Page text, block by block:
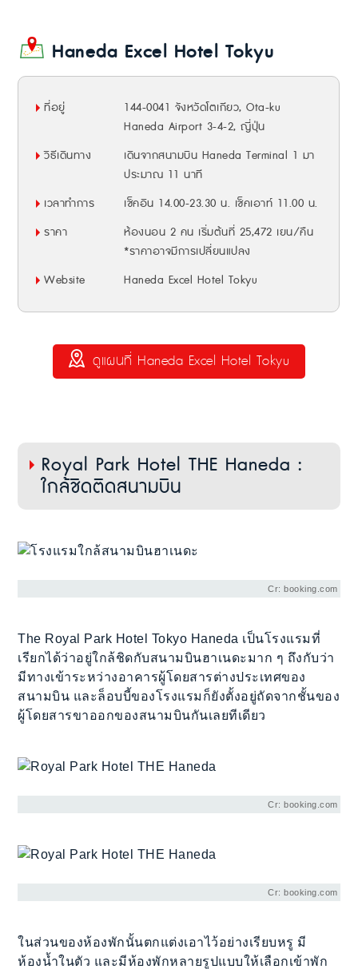
Haneda Excel Hotel Tokyu
ที่อยู่
144-0041 จังหวัดโตเกียว, Ota-ku
Haneda Airport 3-4-2, ญี่ปุ่น
วิธีเดินทาง
เดินจากสนามบิน Haneda Terminal 1 มา
ประมาณ 11 นาที
เวลาทำการ
เช็คอิน 14.00-23.30 น. เช็คเอาท์ 11.00 น.
ราคา
ห้องนอน 2 คน เริ่มต้นที่ 25,472 เยน/คืน
*ราคาอาจมีการเปลี่ยนแปลง
Website
Haneda Excel Hotel Tokyu
ดูแผนที่ Haneda Excel Hotel Tokyu
Royal Park Hotel THE Haneda :
ใกล้ชิดติดสนามบิน
Cr: booking.com
The Royal Park Hotel Tokyo Haneda เป็นโรงแรมที่
เรียกได้ว่าอยู่ใกล้ชิดกับสนามบินฮาเนดะมาก ๆ ถึงกับว่า
มีทางเข้าระหว่างอาคารผู้โดยสารต่างประเทศของ
สนามบิน และล็อบบี้ของโรงแรมก็ยังตั้งอยู่ถัดจากชั้นของ
ผู้โดยสารขาออกของสนามบินกันเลยทีเดียว
Cr: booking.com
Cr: booking.com
ในส่วนของห้องพักนั้นตกแต่งเอาไว้อย่างเรียบหรู มี
ห้องน้ำในตัว และมีห้องพักหลายรูปแบบให้เลือกเข้าพัก